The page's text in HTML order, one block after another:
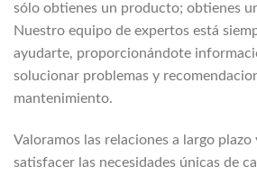
sólo obtienes un producto; obtienes
Nuestro equipo de expertos está
ayudarte, proporcionándote
solucionar problemas y
mantenimiento.
Valoramos las relaciones a largo
satisfacer las necesidades únicas de